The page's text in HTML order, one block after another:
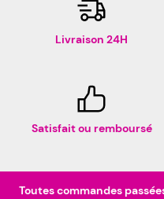
Livraison 24H
Satisfait ou remboursé
Toutes commandes